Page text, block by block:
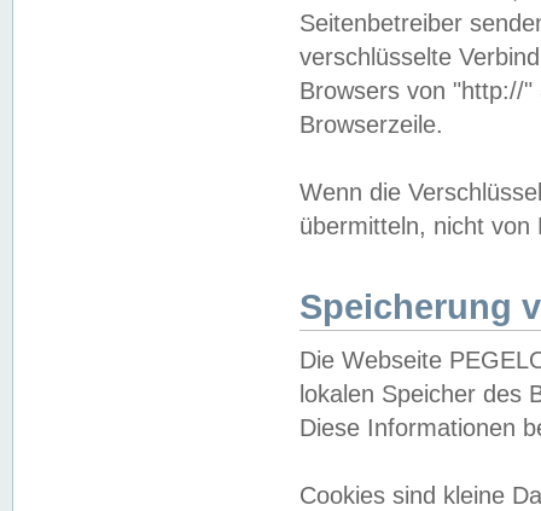
Seitenbetreiber
verschlüsselte
Browsers von "http://
Browserzeile.
Wenn die
übermitteln, nicht von
Speicherung
Die Webseite
lokalen Speicher des
Diese Informationen
Cookies sind kleine